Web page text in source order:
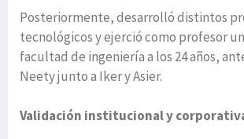
Posteriormente, desarrolló distintos
tecnológicos y ejerció como profesor
facultad de ingeniería a los 24 años,
Neety junto a Iker y Asier.
Validación institucional y